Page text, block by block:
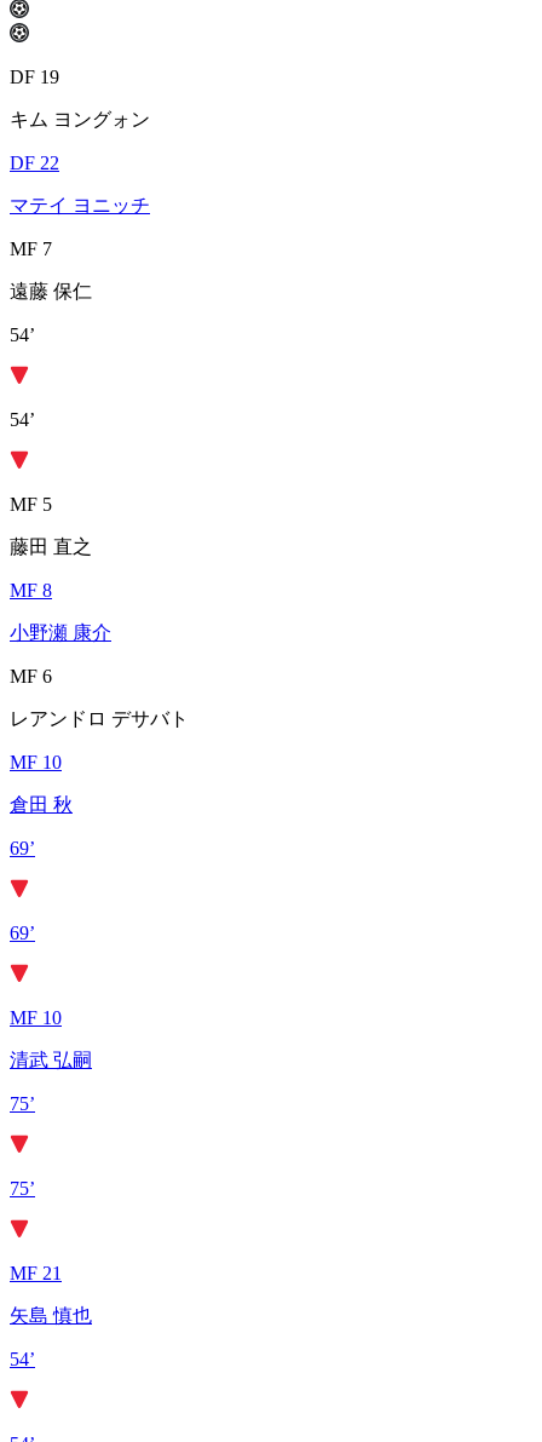
DF 19
キム ヨングォン
DF 22
マテイ ヨニッチ
MF 7
遠藤 保仁
54’
54’
MF 5
藤田 直之
MF 8
小野瀬 康介
MF 6
レアンドロ デサバト
MF 10
倉田 秋
69’
69’
MF 10
清武 弘嗣
75’
75’
MF 21
矢島 慎也
54’